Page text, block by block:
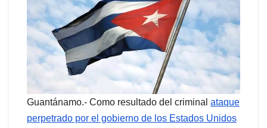
Guantánamo.- Como resultado del criminal ataque
perpetrado por el gobierno de los Estados Unidos